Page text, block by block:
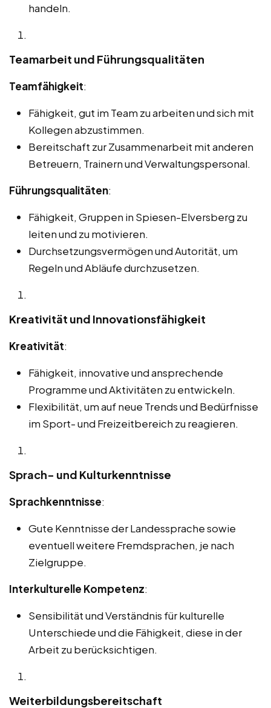
handeln.
Teamarbeit und Führungsqualitäten
Teamfähigkeit:
Fähigkeit, gut im Team zu arbeiten und sich mit
Kollegen abzustimmen.
Bereitschaft zur Zusammenarbeit mit anderen
Betreuern, Trainern und Verwaltungspersonal.
Führungsqualitäten:
Fähigkeit, Gruppen in Spiesen-Elversberg zu
leiten und zu motivieren.
Durchsetzungsvermögen und Autorität, um
Regeln und Abläufe durchzusetzen.
Kreativität und Innovationsfähigkeit
Kreativität:
Fähigkeit, innovative und ansprechende
Programme und Aktivitäten zu entwickeln.
Flexibilität, um auf neue Trends und Bedürfnisse
im Sport- und Freizeitbereich zu reagieren.
Sprach- und Kulturkenntnisse
Sprachkenntnisse:
Gute Kenntnisse der Landessprache sowie
eventuell weitere Fremdsprachen, je nach
Zielgruppe.
Interkulturelle Kompetenz:
Sensibilität und Verständnis für kulturelle
Unterschiede und die Fähigkeit, diese in der
Arbeit zu berücksichtigen.
Weiterbildungsbereitschaft